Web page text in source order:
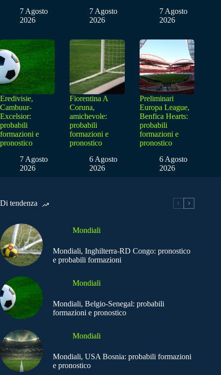
7 Agosto
2026
7 Agosto
2026
7 Agosto
2026
Eredivisie,
Cambuur-
Excelsior:
probabili
formazioni e
pronostico
7 Agosto
2026
Fiorentina A
Coruna,
amichevole:
probabili
formazioni e
pronostico
6 Agosto
2026
Preliminari
Europa League,
Benfica Hearts:
probabili
formazioni e
pronostico
6 Agosto
2026
Di tendenza
Mondiali
Mondiali, Inghilterra-RD Congo: pronostico
e probabili formazioni
Mondiali
Mondiali, Belgio-Senegal: probabili
formazioni e pronostico
Mondiali
Mondiali, USA Bosnia: probabili formazioni
e pronostico